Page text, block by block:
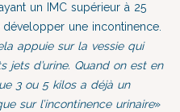
un IMC supérieur à 25
une incontinence.
appuie sur la vessie qui
jets d’urine. Quand on est en
3 ou 5 kilos a déjà un
sur l’incontinence urinaire»